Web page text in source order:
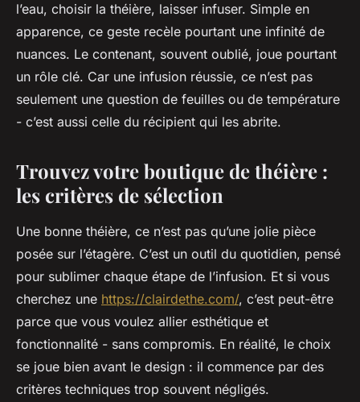
l’eau, choisir la théière, laisser infuser. Simple en
apparence, ce geste recèle pourtant une infinité de
nuances. Le contenant, souvent oublié, joue pourtant
un rôle clé. Car une infusion réussie, ce n’est pas
seulement une question de feuilles ou de température
- c’est aussi celle du récipient qui les abrite.
Trouvez votre boutique de théière :
les critères de sélection
Une bonne théière, ce n’est pas qu’une jolie pièce
posée sur l’étagère. C’est un outil du quotidien, pensé
pour sublimer chaque étape de l’infusion. Et si vous
cherchez une https://clairdethe.com/, c’est peut-être
parce que vous voulez allier esthétique et
fonctionnalité - sans compromis. En réalité, le choix
se joue bien avant le design : il commence par des
critères techniques trop souvent négligés.